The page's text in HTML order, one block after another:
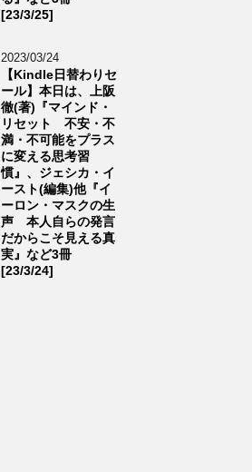
[23/3/25]
2023/03/24
【Kindle日替わりセ
ール】本日は、上阪
徹(著)『マインド・
リセット 不安・不
満・不可能をプラス
に変える思考習
慣』、ジェシカ・イ
ースト(編集)他『イ
ーロン・マスクの生
声 本人自らの発言
だからこそ見える真
実』など3冊
[23/3/24]